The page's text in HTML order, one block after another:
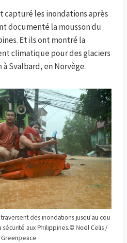
capturé les inondations après
documenté la mousson du
Et ils ont montré la
climatique pour des glaciers
Svalbard, en Norvège.
des inondations jusqu'au cou
aux Philippines.© Noël Celis /
Greenpeace